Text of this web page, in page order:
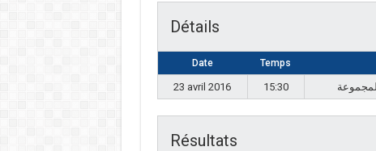
Détails
Date Temps
23 avril 2016 15:30
Résultats